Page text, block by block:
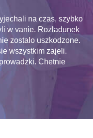
na czas, szybko
w vanie. Rozladunek
zostalo uszkodzone.
wszystkim zajeli.
Chetnie